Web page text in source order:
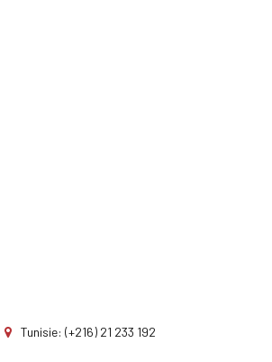
Tunisie: (+216) 21 233 192